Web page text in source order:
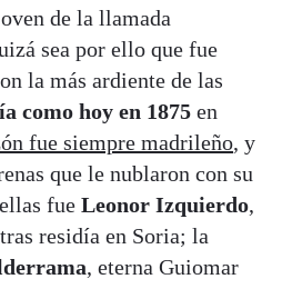
de la llamada
sea por ello que fue
la más ardiente de las
como hoy en 1875 en
fue siempre madrileño, y
que le nublaron con su
fue Leonor Izquierdo,
residía en Soria; la
, eterna Guiomar